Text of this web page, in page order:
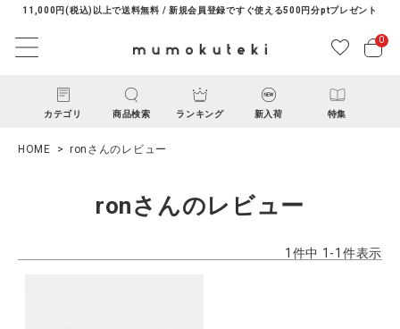
11,000円(税込)以上で送料無料 / 新規会員登録ですぐ使える500円分ptプレゼント
0
カテゴリ 商品検索 ランキング 新入荷 特集
HOME ronさんのレビュー
ronさんのレビュー
1 件中 1 -1 件表示